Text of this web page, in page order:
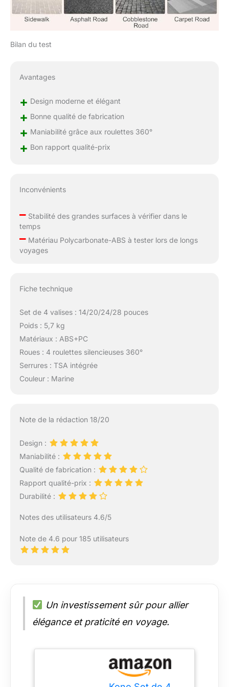
Bilan du test
Avantages
+ Design moderne et élégant
+ Bonne qualité de fabrication
+ Maniabilité grâce aux roulettes 360°
+ Bon rapport qualité-prix
Inconvénients
–Stabilité des grandes surfaces à vérifier dans le
temps
–Matériau Polycarbonate-ABS à tester lors de longs
voyages
Fiche technique
Set de 4 valises : 14/20/24/28 pouces
Poids : 5,7 kg
Matériaux : ABS+PC
Roues : 4 roulettes silencieuses 360°
Serrures : TSA intégrée
Couleur : Marine
Note de la rédaction 18/20
Design :
Maniabilité :
Qualité de fabrication :
Rapport qualité-prix :
Durabilité :
Notes des utilisateurs 4.6/5
Note de 4.6 pour 185 utilisateurs
Un investissement sûr pour allier
élégance et praticité en voyage.